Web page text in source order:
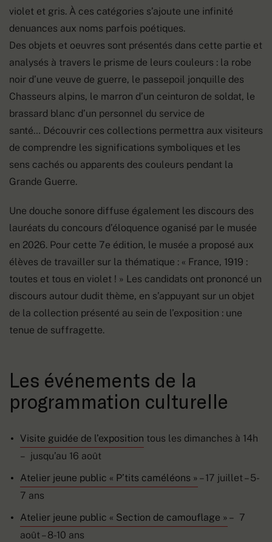
violet et gris. À ces catégories s’ajoute une infinité
denuances aux noms parfois poétiques.
Des objets et oeuvres sont présentés dans cette partie et
analysés à travers le prisme de leurs couleurs : la robe
noir d’une veuve de guerre, le passepoil jonquille des
Chasseurs alpins, le marron d’un ceinturon de soldat, le
brassard blanc d’un personnel du service de
santé… Découvrir ces collections permettra aux visiteurs
de comprendre les significations symboliques et les
sens cachés ou apparents des couleurs pendant la
Grande Guerre.
Une douche sonore diffuse également les discours des
lauréats du concours d’éloquence oganisé par le musée
en 2026. Pour cette 7e édition, le musée a proposé aux
élèves de travailler sur la thématique : « France, 1919 :
toutes et tous en violet ! » Les candidats ont prononcé un
discours autour dudit thème, en s’appuyant sur un objet
de la collection présenté au sein de l’exposition : une
tenue de suffragette.
Les événements de la
programmation culturelle
Visite guidée de l’exposition tous les dimanches à 14h
– jusqu’au 16 août
Atelier jeune public « P’tits caméléons » – 17 juillet – 5-
7 ans
Atelier jeune public « Section de camouflage » – 7
août – 8-10 ans